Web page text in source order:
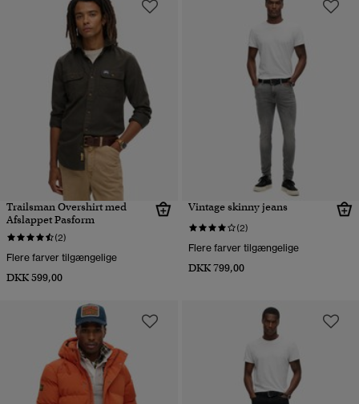
Trailsman Overshirt med
Afslappet Pasform
(2)
Flere farver tilgængelige
DKK 599,00
Vintage skinny jeans
(2)
Flere farver tilgængelige
DKK 799,00